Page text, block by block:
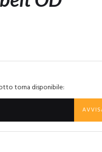
torna disponibile: